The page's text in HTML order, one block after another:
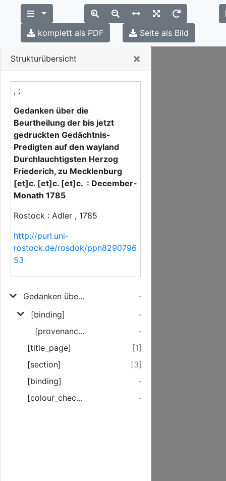
Strukturübersicht ×
, ;
Gedanken über die
Beurtheilung der bis jetzt
gedruckten Gedächtnis-
Predigten auf den wayland
Durchlauchtigsten Herzog
Friederich, zu Mecklenburg
[et]c. [et]c. [et]c. : December-
Monath 1785
Rostock : Adler , 1785
http://purl.uni-
rostock.de/rosdok/ppn8290796
53
Gedanken über die Beurtheilung der bis jetzt gedruckten Gedächtnis-Predigten auf den wayland Durchlauchtigsten Herzog Friederich, zu Mecklenburg [et]c. [et]c. [et]c.
-
[binding]
-
[provenance]
-
[title_page]
[1]
[section]
[3]
[binding]
-
[colour_checker]
-
komplett als PDF Seite als Bild